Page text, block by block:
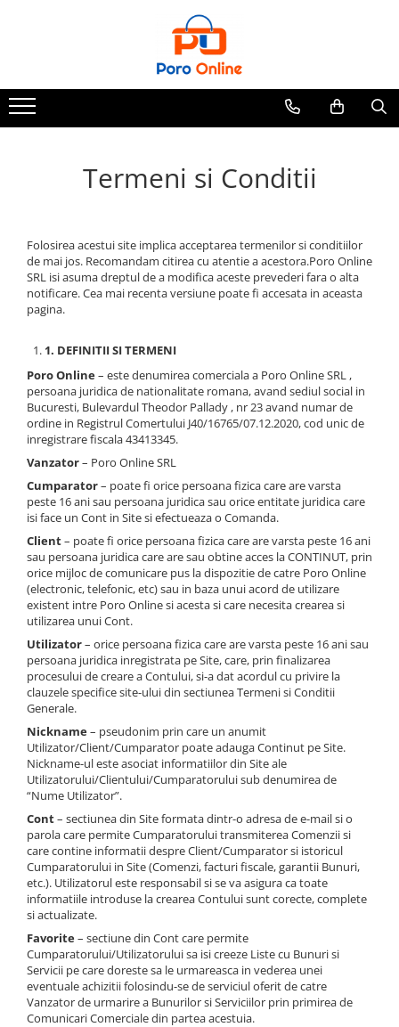
Al Absar
Parfum
Parfum Barbati
Parfumuri Arabesti
Set Parfum
Parfum tip fiola
Termeni si Conditii
Folosirea acestui site implica acceptarea termenilor si conditiilor
de mai jos. Recomandam citirea cu atentie a acestora.Poro Online
SRL isi asuma dreptul de a modifica aceste prevederi fara o alta
notificare. Cea mai recenta versiune poate fi accesata in aceasta
pagina.
1. DEFINITII SI TERMENI
Poro Online– este denumirea comerciala a Poro Online SRL ,
persoana juridica de nationalitate romana, avand sediul social in
Bucuresti, Bulevardul Theodor Pallady , nr 23 avand numar de
ordine in Registrul Comertului J40/16765/07.12.2020, cod unic de
inregistrare fiscala 43413345.
Vanzator– Poro Online SRL
Cumparator– poate fi orice persoana fizica care are varsta
peste 16 ani sau persoana juridica sau orice entitate juridica care
isi face un Cont in Site si efectueaza o Comanda.
Client– poate fi orice persoana fizica care are varsta peste 16 ani
sau persoana juridica care are sau obtine acces la CONTINUT, prin
orice mijloc de comunicare pus la dispozitie de catre Poro Online
(electronic, telefonic, etc) sau in baza unui acord de utilizare
existent intre Poro Online si acesta si care necesita crearea si
utilizarea unui Cont.
Utilizator– orice persoana fizica care are varsta peste 16 ani sau
persoana juridica inregistrata pe Site, care, prin finalizarea
procesului de creare a Contului, si-a dat acordul cu privire la
clauzele specifice site-ului din sectiunea Termeni si Conditii
Generale.
Nickname– pseudonim prin care un anumit
Utilizator/Client/Cumparator poate adauga Continut pe Site.
Nickname-ul este asociat informatiilor din Site ale
Utilizatorului/Clientului/Cumparatorului sub denumirea de
“Nume Utilizator”.
Cont– sectiunea din Site formata dintr-o adresa de e-mail si o
parola care permite Cumparatorului transmiterea Comenzii si
care contine informatii despre Client/Cumparator si istoricul
Cumparatorului in Site (Comenzi, facturi fiscale, garantii Bunuri,
etc.). Utilizatorul este responsabil si se va asigura ca toate
informatiile introduse la crearea Contului sunt corecte, complete
si actualizate.
Favorite– sectiune din Cont care permite
Cumparatorului/Utilizatorului sa isi creeze Liste cu Bunuri si
Servicii pe care doreste sa le urmareasca in vederea unei
eventuale achizitii folosindu-se de serviciul oferit de catre
Vanzator de urmarire a Bunurilor si Serviciilor prin primirea de
Comunicari Comerciale din partea acestuia.